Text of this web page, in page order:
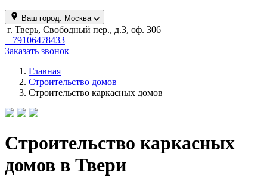
Ваш город: Москва
г. Тверь, Свободный пер., д.3, оф. 306
+79106478433
Заказать звонок
Главная
Строительство домов
Строительство каркасных домов
Строительство каркасных
домов в Твери